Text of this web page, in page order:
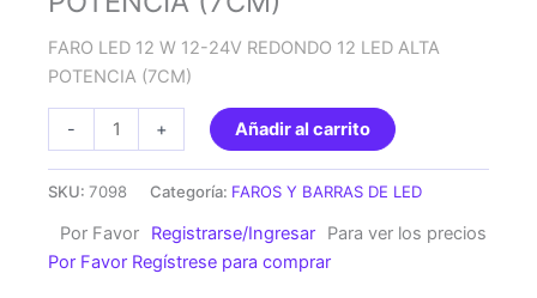
FARO LED 12 W 12-24V REDONDO 12 LED ALTA
POTENCIA (7CM)
-
LED
12-
24V
+ Añadir al carrito
SKU: 7098 Categoría: FAROS Y BARRAS DE LED
Por Favor Registrarse/Ingresar
Para ver los precios
Por Favor Regístrese para comprar